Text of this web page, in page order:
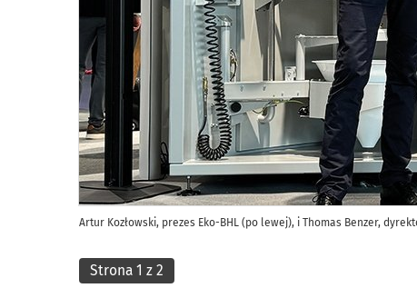
Artur Kozłowski, prezes Eko-BHL (po lewej), i Thomas Benzer,
Strona 1 z 2